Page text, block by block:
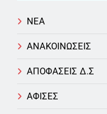
NEA
ΑΝΑΚΟΙΝΩΣΕΙΣ
ΑΠΟΦΑΣΕΙΣ Δ.Σ
ΑΦΙΣΕΣ